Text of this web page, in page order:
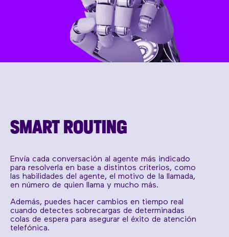
SMART ROUTING
Envía cada conversación al agente más indicado
para resolverla en base a distintos criterios, como
las habilidades del agente, el motivo de la llamada,
en número de quien llama y mucho más.
Además, puedes hacer cambios en tiempo real
cuando detectes sobrecargas de determinadas
colas de espera para asegurar el éxito de atención
telefónica.